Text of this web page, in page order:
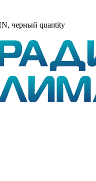
черный quantity